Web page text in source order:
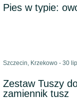
Pies w typie:
Szczecin, Krzekowo - 30
Zestaw Tuszy
zamiennik tusz